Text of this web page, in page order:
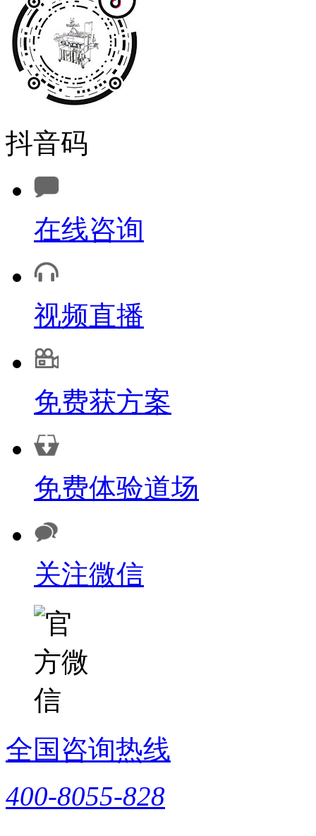
抖音码
在线咨询
视频直播
免费获方案
免费体验道场
关注微信
全国咨询热线
400-8055-828